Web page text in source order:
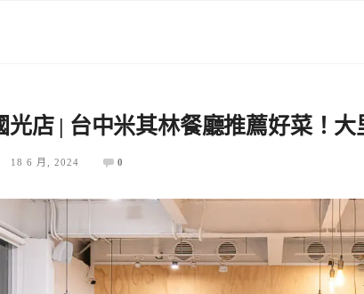
光店 | 台中米其林餐廳推薦好菜！
18 6 月, 2024 0